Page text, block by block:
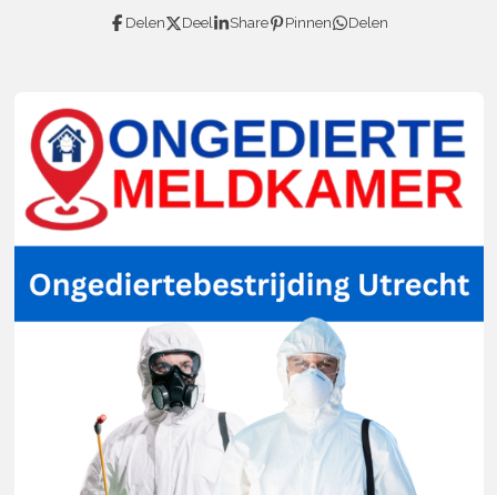
Delen Deel Share Pinnen Delen